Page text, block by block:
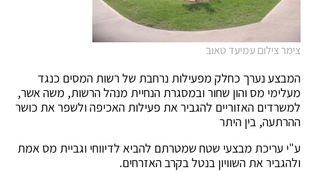
צימר צילום עמיעד טאוב
המבצע נערך כחלק מפעילות נרחבת של רשות המסים כנגד
מעלימי מס והון שחור ובמסגרת הנחיית מנהל הרשות, משה אשר,
למשרדים האזוריים להגביר את פעילות האכיפה ולשפר את כושר
ההרתעה, בין היתר
ע"י עריכת מבצעי שטח שמטרתם להביא לדיווחי וגביית מס אמת
ולהגביר את השוויון בנטל בקרב האזרחים.